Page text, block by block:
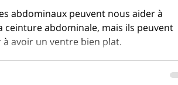
abdominaux peuvent nous aider à
ceinture abdominale, mais ils peuvent
à avoir un ventre bien plat.